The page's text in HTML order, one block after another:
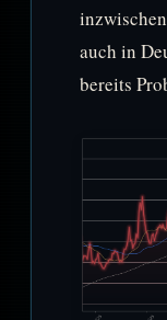
inzwischen
auch in
bereits